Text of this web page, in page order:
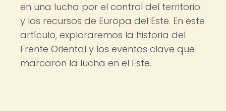
en una lucha por el control del territorio
y los recursos de Europa del Este. En este
artículo, exploraremos la historia del
Frente Oriental y los eventos clave que
marcaron la lucha en el Este.